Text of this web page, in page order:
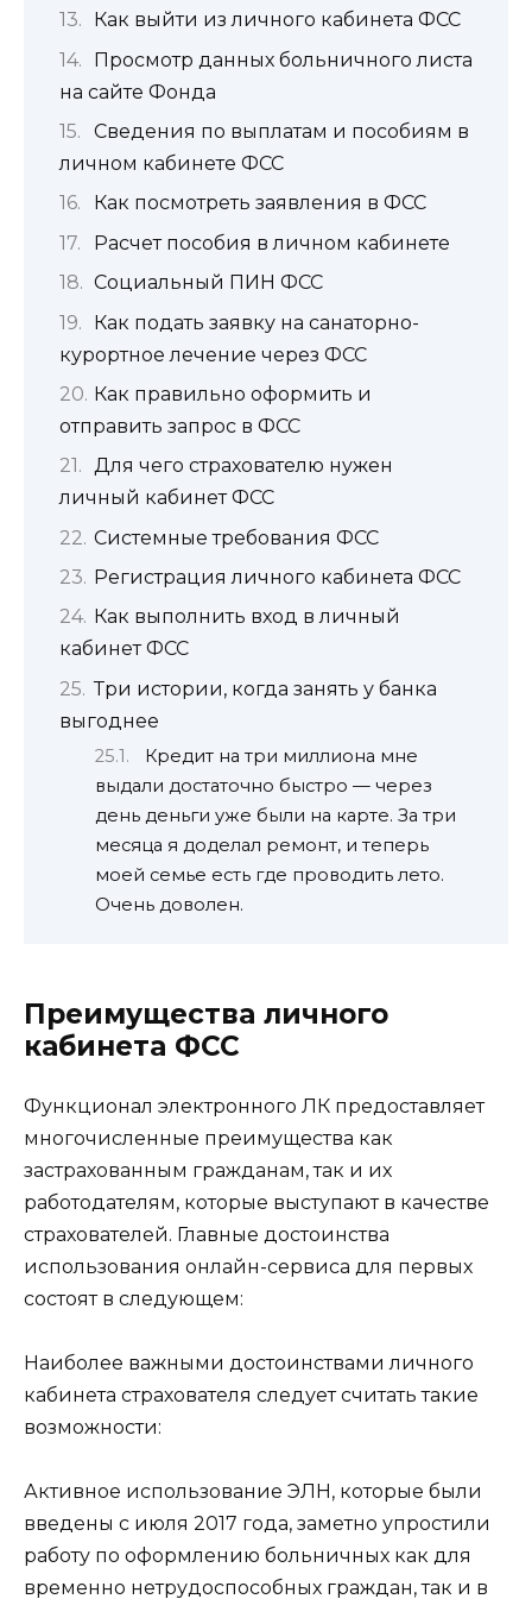
Как выйти из личного кабинета ФСС
Просмотр данных больничного листа
на сайте Фонда
Сведения по выплатам и пособиям в
личном кабинете ФСС
Как посмотреть заявления в ФСС
Расчет пособия в личном кабинете
Социальный ПИН ФСС
Как подать заявку на санаторно-
курортное лечение через ФСС
Как правильно оформить и
отправить запрос в ФСС
Для чего страхователю нужен
личный кабинет ФСС
Системные требования ФСС
Регистрация личного кабинета ФСС
Как выполнить вход в личный
кабинет ФСС
Три истории, когда занять у банка
выгоднее
Кредит на три миллиона мне
выдали достаточно быстро — через
день деньги уже были на карте. За три
месяца я доделал ремонт, и теперь
моей семье есть где проводить лето.
Очень доволен.
Преимущества личного
кабинета ФСС
Функционал электронного ЛК предоставляет
многочисленные преимущества как
застрахованным гражданам, так и их
работодателям, которые выступают в качестве
страхователей. Главные достоинства
использования онлайн-сервиса для первых
состоят в следующем:
Наиболее важными достоинствами личного
кабинета страхователя следует считать такие
возможности:
Активное использование ЭЛН, которые были
введены с июля 2017 года, заметно упростили
работу по оформлению больничных как для
временно нетрудоспособных граждан, так и в